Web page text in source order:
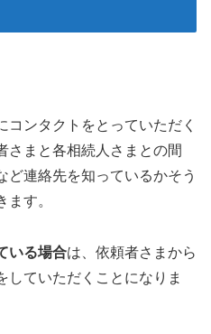
コンタクトをとっていただく
さまと各相続人さまとの間
ど連絡先を知っているかそう
す。
いる場合は、依頼者さまから
していただくことになりま